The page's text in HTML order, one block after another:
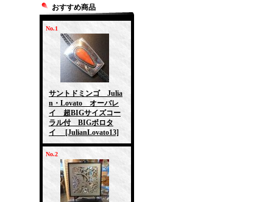
おすすめ商品
No.1
サントドミンゴ Julia
n・Lovato オーバレ
イ 超BIGサイズコー
ラル付 BIGボロタ
イ
[JulianLovato13]
No.2